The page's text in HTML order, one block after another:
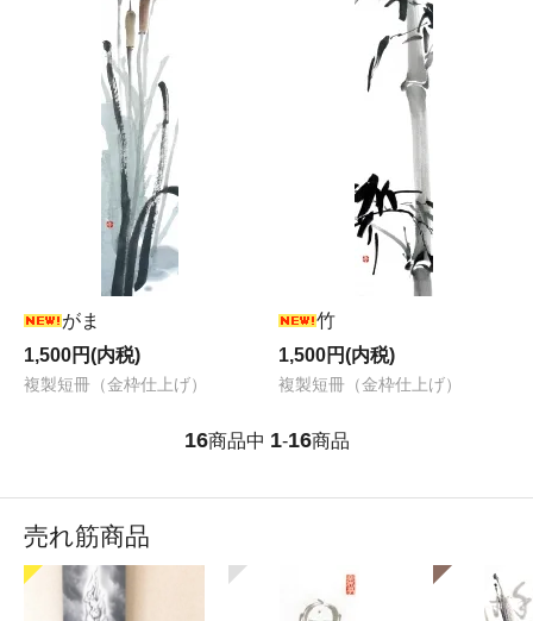
がま
1,500円(内税)
複製短冊（金枠仕上げ）
竹
1,500円(内税)
複製短冊（金枠仕上げ）
16商品中 1-16商品
売れ筋商品